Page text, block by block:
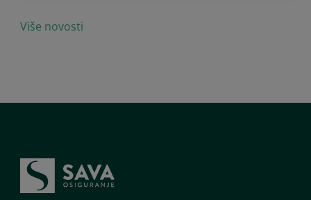
Više novosti